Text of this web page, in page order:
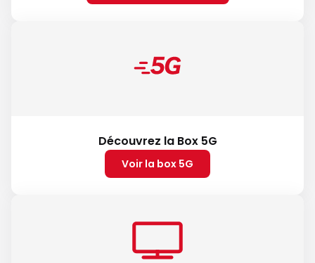
Découvrez la Box 5G
Voir la box 5G